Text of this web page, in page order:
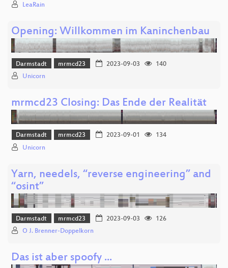
LeaRain
Opening: Willkommen im Kaninchenbau
Darmstadt mrmcd23 2023-09-03
140
Unicorn
mrmcd23 Closing: Das Ende der Realität
Darmstadt mrmcd23 2023-09-01
134
Unicorn
Yarn, needels, “reverse engineering” and
“osint”
Darmstadt mrmcd23 2023-09-03
126
O J. Brenner-Doppelkorn
Das ist aber spoofy ...